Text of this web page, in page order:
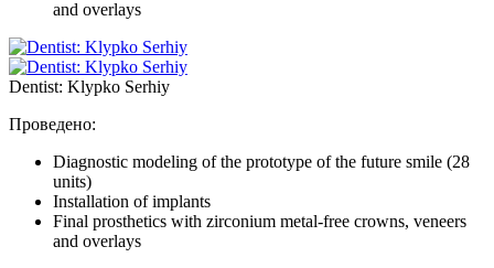
and overlays
Dentist: Klypko Serhiy
Проведено:
Diagnostic modeling of the prototype of the future smile (28
units)
Installation of implants
Final prosthetics with zirconium metal-free crowns, veneers
and overlays